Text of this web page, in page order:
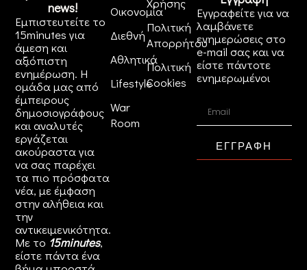
news!
Εμπιστευτείτε το
15minutes για
άμεση και
αξιόπιστη
ενημέρωση. Η
ομάδα μας από
έμπειρους
δημοσιογράφους
και αναλυτές
εργάζεται
ακούραστα για
να σας παρέχει
τα πιο πρόσφατα
νέα, με έμφαση
στην αλήθεια και
την
αντικειμενικότητα.
Με το 15minutes,
είστε πάντα ένα
Οικονομία
Διεθνή
Αθλητικά
Lifestyle
War
Room
Πολιτική
Απορρήτου
Πολιτική
Cookies
Εγγραφείτε για να
λαμβάνετε
ενημερώσεις στο
e-mail σας και να
είστε πάντοτε
ενημερωμένοι
ΕΓΓΡΑΦΗ